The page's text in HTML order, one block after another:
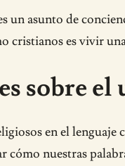
un asunto de
cristianos es vivir
sobre el
en el
cómo nuestras